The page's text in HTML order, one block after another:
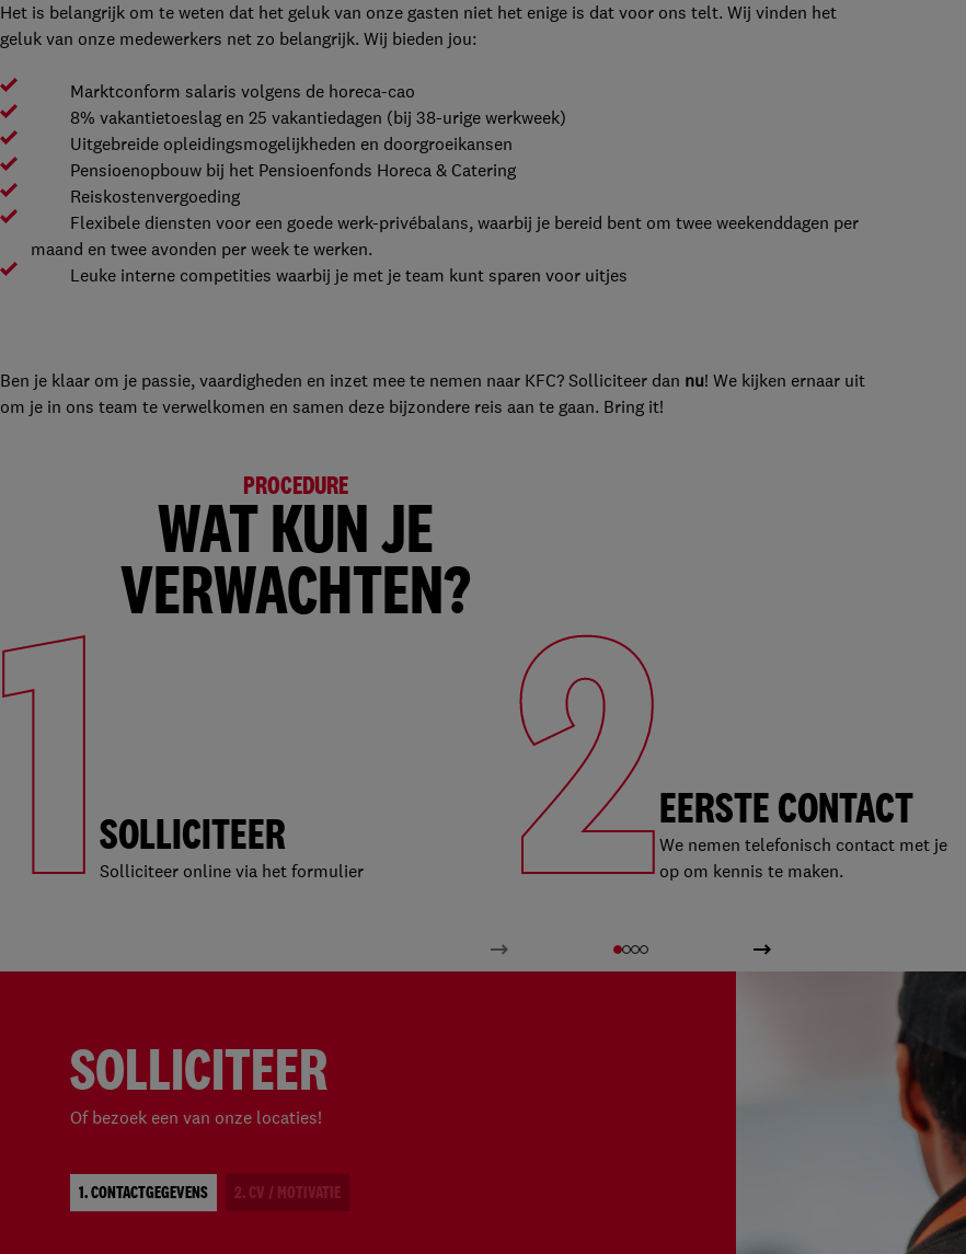
Het is belangrijk om te weten dat het geluk van onze gasten niet het enige is dat voor ons telt. Wij vinden het
geluk van onze medewerkers net zo belangrijk. Wij bieden jou:
Marktconform salaris volgens de horeca-cao
8% vakantietoeslag en 25 vakantiedagen (bij 38-urige werkweek)
Uitgebreide opleidingsmogelijkheden en doorgroeikansen
Pensioenopbouw bij het Pensioenfonds Horeca & Catering
Reiskostenvergoeding
Flexibele diensten voor een goede werk-privébalans, waarbij je bereid bent om twee weekenddagen per
maand en twee avonden per week te werken.
Leuke interne competities waarbij je met je team kunt sparen voor uitjes
Ben je klaar om je passie, vaardigheden en inzet mee te nemen naar KFC? Solliciteer dan nu! We kijken ernaar uit
om je in ons team te verwelkomen en samen deze bijzondere reis aan te gaan. Bring it!
PROCEDURE
WAT KUN JE
VERWACHTEN?
1 SOLLICITEER
Solliciteer online via het formulier 2EERSTE CONTACT
We nemen telefonisch contact met je
op om kennis te maken.
SOLLICITEER
Of bezoek een van onze locaties!
1. CONTACTGEGEVENS 2. CV / MOTIVATIE